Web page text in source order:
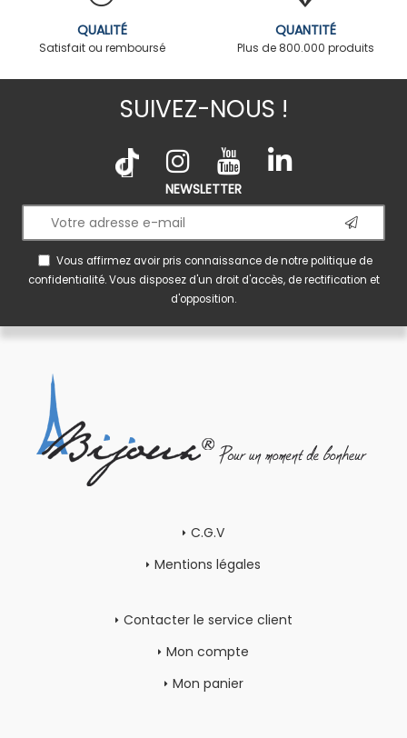
QUALITÉ
Satisfait ou remboursé
QUANTITÉ
Plus de 800.000 produits
SUIVEZ-NOUS !
NEWSLETTER
Vous affirmez avoir pris connaissance de notrepolitique de
confidentialité. Vous disposez d'un droit d'accès, de rectification et
d'opposition.
C.G.V
Mentions légales
Contacter le service client
Mon compte
Mon panier